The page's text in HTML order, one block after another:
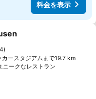
料金を表示
入りに追加
カースタジアムまで19.7 km
ニークなレストラン